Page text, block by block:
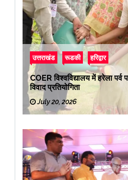
उत्तराखंड रूडकी हरिद्वार
COER विश्वविद्यालय में हरेला पर्व
विवाद प्रतियोगिता
July 20, 2026